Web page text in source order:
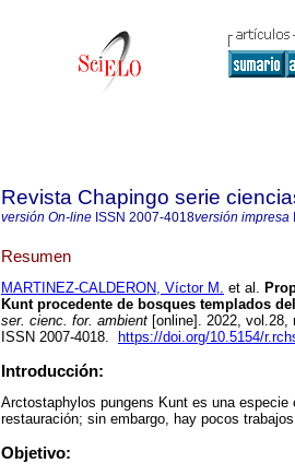
Revista Chapingo serie
versión On-line ISSN 2007-4018versión impresa
Resumen
MARTINEZ-CALDERON, Víctor M. et al.
Kunt procedente de bosques templados
ser. cienc. for. ambient [online]. 2022, vol.28,
ISSN 2007-4018.
https://doi.org/10.5154/
Introducción:
Arctostaphylos pungens Kunt es una
restauración; sin embargo, hay pocos
Objetivo: